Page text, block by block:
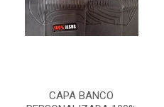
CAPA BANCO